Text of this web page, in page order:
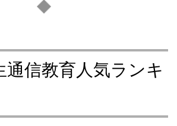
通信教育人気ランキ